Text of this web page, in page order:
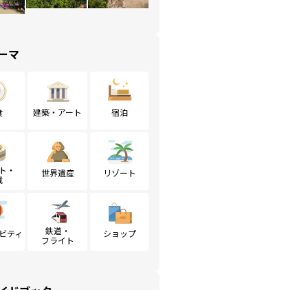
マ
建築・アート 宿泊
・
世界遺産 リゾート
ティ
鉄道・
フライト
ショップ